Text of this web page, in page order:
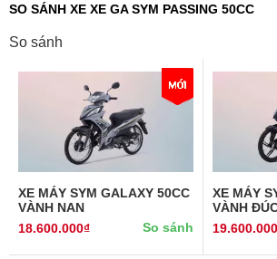
SO SÁNH XE XE GA SYM PASSING 50CC
So sánh
XE MÁY SYM GALAXY 50CC
VÀNH NAN
18.600.000₫
So sánh
XE MÁY
VÀNH